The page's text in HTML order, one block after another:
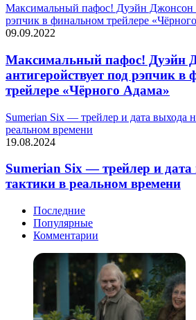
Максимальный пафос! Дуэйн Джонсон
рэпчик в финальном трейлере
09.09.2022
Максимальный пафос! Дуэйн
антигеройствует под рэпчик в
трейлере «Чёрного Адама»
Sumerian Six — трейлер и дата выхода
реальном времени
19.08.2024
Sumerian Six — трейлер и
тактики в реальном времени
Последние
Популярные
Комментарии